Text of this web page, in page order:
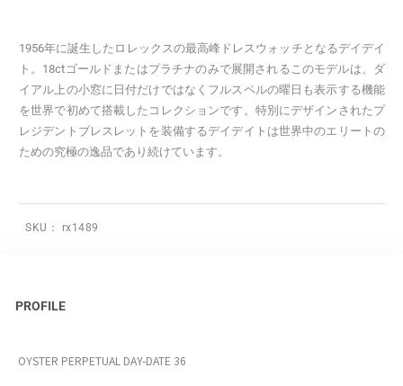
1956年に誕生したロレックスの最高峰ドレスウォッチとなるデイデイ
ト。18ctゴールドまたはプラチナのみで展開されるこのモデルは、ダ
イアル上の小窓に日付だけではなくフルスペルの曜日も表示する機能
を世界で初めて搭載したコレクションです。特別にデザインされたプ
レジデントブレスレットを装備するデイデイトは世界中のエリートの
ための究極の逸品であり続けています。
SKU： rx1489
PROFILE
OYSTER PERPETUAL DAY-DATE 36